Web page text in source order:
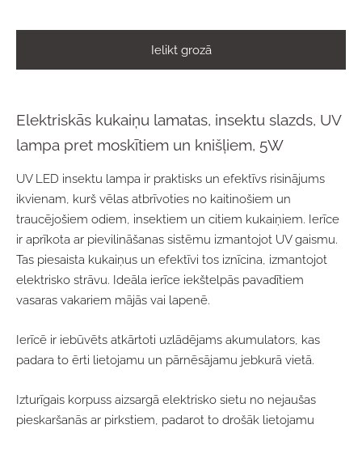
Ielikt grozā
Elektriskās kukaiņu lamatas, insektu slazds, UV
lampa pret moskītiem un knišļiem, 5W
UV LED insektu lampa ir praktisks un efektīvs risinājums
ikvienam, kurš vēlas atbrīvoties no kaitinošiem un
traucējošiem odiem, insektiem un citiem kukaiņiem. Ierīce
ir aprīkota ar pievilināšanas sistēmu izmantojot UV gaismu.
Tas piesaista kukaiņus un efektīvi tos iznīcina, izmantojot
elektrisko strāvu. Ideāla ierīce iekštelpās pavadītiem
vasaras vakariem mājās vai lapenē.
Ierīcē ir iebūvēts atkārtoti uzlādējams akumulators, kas
padara to ērti lietojamu un pārnēsājamu jebkurā vietā.
Izturīgais korpuss aizsargā elektrisko sietu no nejaušas
pieskaršanās ar pirkstiem, padarot to drošāk lietojamu